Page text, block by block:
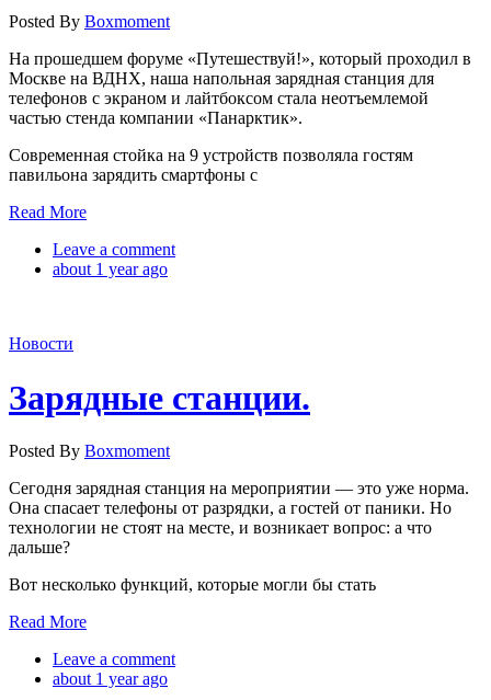
Posted By Boxmoment
На прошедшем форуме «Путешествуй!», который проходил в
Москве на ВДНХ, наша напольная зарядная станция для
телефонов с экраном и лайтбоксом стала неотъемлемой
частью стенда компании «Панарктик».
Современная стойка на 9 устройств позволяла гостям
павильона зарядить смартфоны с
Read More
Leave a comment
about 1 year ago
Новости
Зарядные станции.
Posted By Boxmoment
Сегодня зарядная станция на мероприятии — это уже норма.
Она спасает телефоны от разрядки, а гостей от паники. Но
технологии не стоят на месте, и возникает вопрос: а что
дальше?
Вот несколько функций, которые могли бы стать
Read More
Leave a comment
about 1 year ago